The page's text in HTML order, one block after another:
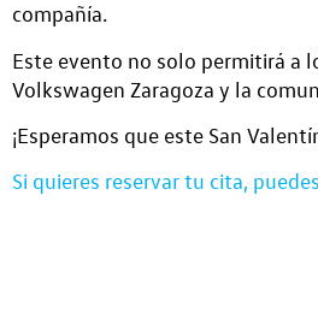
compañía.
Este evento no solo permitirá a
Volkswagen Zaragoza y la
¡Esperamos que este San
Si quieres reservar tu cita,